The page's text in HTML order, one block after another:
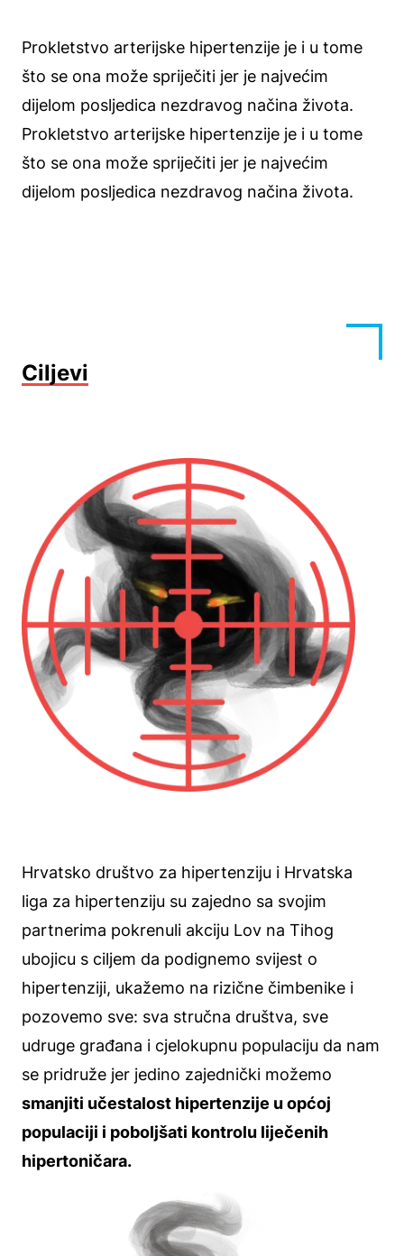
Prokletstvo arterijske hipertenzije je i u tome
što se ona može spriječiti jer je najvećim
dijelom posljedica nezdravog načina života.
Prokletstvo arterijske hipertenzije je i u tome
što se ona može spriječiti jer je najvećim
dijelom posljedica nezdravog načina života.
Ciljevi
Hrvatsko društvo za hipertenziju i Hrvatska
liga za hipertenziju su zajedno sa svojim
partnerima pokrenuli akciju Lov na Tihog
ubojicu s ciljem da podignemo svijest o
hipertenziji, ukažemo na rizične čimbenike i
pozovemo sve: sva stručna društva, sve
udruge građana i cjelokupnu populaciju da nam
se pridruže jer jedino zajednički možemo
smanjiti učestalost hipertenzije u općoj
populaciji i poboljšati kontrolu liječenih
hipertoničara.